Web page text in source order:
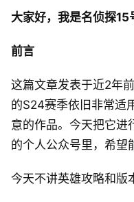
大家好，我是名侦探15
前言
这篇文章发表于近2年
的S24赛季依旧非常适
意的作品。今天把它进
的个人公众号里，希望
今天不讲英雄攻略和版